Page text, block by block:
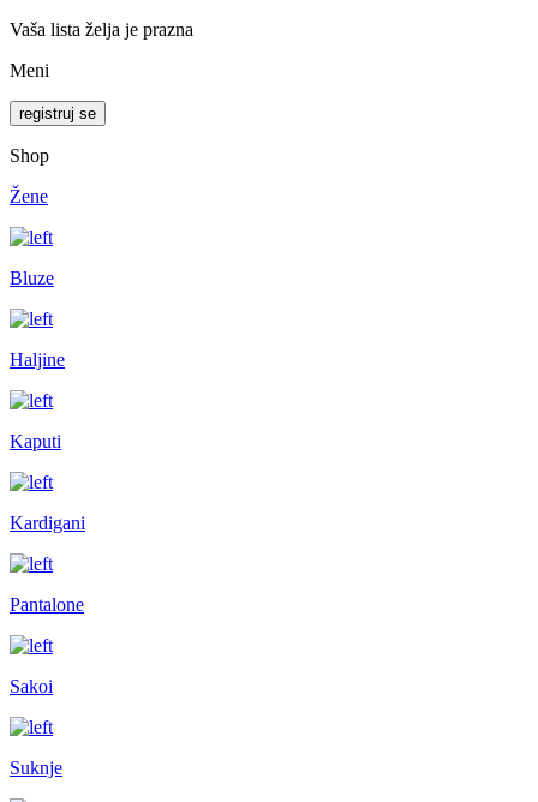
Vaša lista želja je prazna
Meni
registruj se
Shop
Žene
Bluze
Haljine
Kaputi
Kardigani
Pantalone
Sakoi
Suknje